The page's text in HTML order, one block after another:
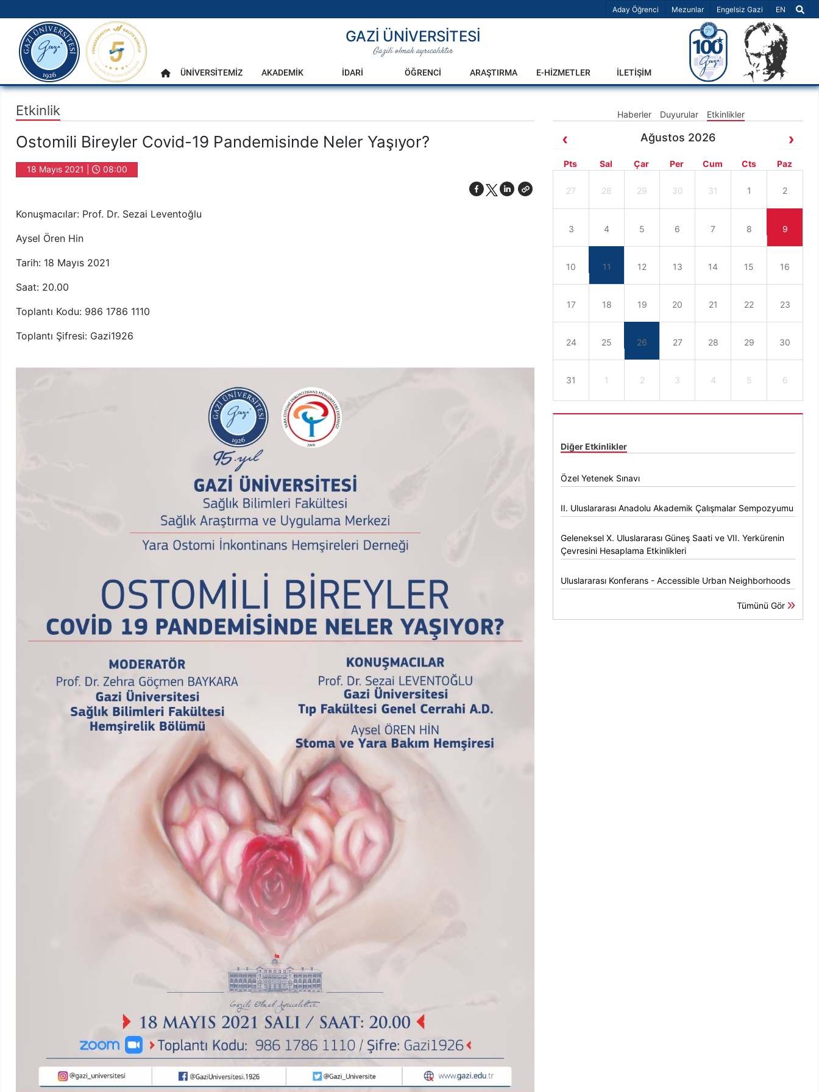
Aday Öğrenci Mezunlar Engelsiz Gazi Dil Seçiniz
EN
Ana Menü
gazi.edu.tr
GAZİ ÜNİVERSİTESİ
Gazili olmak ayrıcalıktır
Anasayfa
ÜNİVERSİTEMİZ AKADEMİK İDARİ ÖĞRENCİ ARAŞTIRMA E-HİZMETLER İLETİŞİM
Etkinlik Haberler Duyurular Etkinlikler
Ostomili Bireyler Covid-19 Pandemisinde Neler Yaşıyor?
18 Mayıs 2021 | 08:00
Konuşmacılar: Prof. Dr. Sezai Leventoğlu
Aysel Ören Hin
Tarih: 18 Mayıs 2021
Saat: 20.00
Toplantı Kodu: 986 1786 1110
Toplantı Şifresi: Gazi1926
Ağustos 2026
Pts Sal Çar Per Cum Cts Paz
27 28 29 30 31 1 2
3 4 5 6 7 8 9
10 11 12 13 14 15 16
17 18 19 20 21 22 23
24 25 26 27 28 29 30
31 1 2 3 4 5 6
Diğer Etkinlikler
Özel Yetenek Sınavı
II. Uluslararası Anadolu Akademik Çalışmalar Sempozyumu
Geleneksel X. Uluslararası Güneş Saati ve VII. Yerkürenin
Çevresini Hesaplama Etkinlikleri
Uluslararası Konferans - Accessible Urban Neighborhoods
Tümünü Gör